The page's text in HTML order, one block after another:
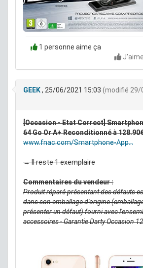
1 personne aime ça
J'aime
GEEK, 25/06/2021 15:03 (modifié 29/
[Occasion - Etat Correct]
64 Go Or A+ Reconditionné à
www.fnac.com/Smartphone-App...
→ Il reste 1 exemplaire
Commentaires du vendeur :
Produit réparé présentant des défauts
dans son emballage d'origine
présenter un défaut) fourni avec
accessoires - Garantie Darty Occasion